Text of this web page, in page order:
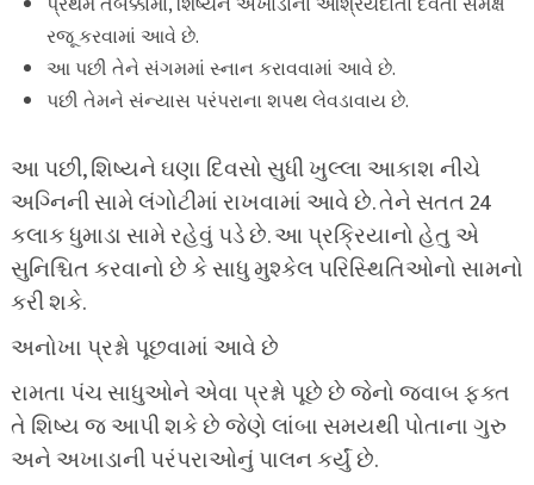
રજૂ કરવામાં આવે છે.
આ પછી તેને સંગમમાં સ્નાન કરાવવામાં આવે છે.
પછી તેમને સંન્યાસ પરંપરાના શપથ લેવડાવાય છે.
આ પછી, શિષ્યને ઘણા દિવસો સુધી ખુલ્લા આકાશ નીચે
અગ્નિની સામે લંગોટીમાં રાખવામાં આવે છે. તેને સતત 24
કલાક ધુમાડા સામે રહેવું પડે છે. આ પ્રક્રિયાનો હેતુ એ
સુનિશ્ચિત કરવાનો છે કે સાધુ મુશ્કેલ પરિસ્થિતિઓનો સામનો
કરી શકે.
અનોખા પ્રશ્નો પૂછવામાં આવે છે
રામતા પંચ સાધુઓને એવા પ્રશ્નો પૂછે છે જેનો જવાબ ફક્ત
તે શિષ્ય જ આપી શકે છે જેણે લાંબા સમયથી પોતાના ગુરુ
અને અખાડાની પરંપરાઓનું પાલન કર્યું છે.